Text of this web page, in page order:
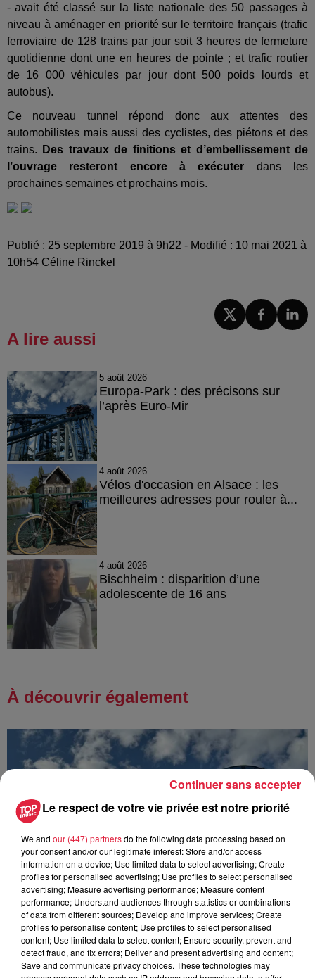
- avait été classé sur la liste nationale des 50 passages à
niveau à aménager en priorité sur le territoire français (trafic
ferroviaire de 128 trains par jour soit 3 heures de fermeture
quotidienne dont une en heures de pointe ; et trafic routier
de 16 000 véhicules par jour dont 500 poids lourds et
autobus).
Ce nouveau tunnel répond donc aux attentes des
automobilistes mais aussi des cyclistes, des piétons et des
trains.
Des travaux de finitions et d’embellissement de
l’ouvrage resteront encore à exécuter dans les
prochaines semaines et prochains mois.
Publié : 25 septembre 2019 à 9h22 - Modifié : 10 mai 2021 à
10h54 Céline Rinckel
A lire aussi
5 août 2026
Europa-Park : des précisons sur
l’après Euro-Mir
4 août 2026
Vélos d'occasion en Alsace : les
meilleures adresses pour rouler à...
4 août 2026
Bischheim : disparition d’une
adolescente de 16 ans
À découvrir également
Europa-Park : des précisons sur l’après Euro-
Le respect de votre vie privée est notre priorité
We and our (447) partnersdo the following data processing based on
your consent and/or our legitimate interest: Store and/or access
information on a device; Use limited data to select advertising; Create
profiles for personalised advertising; Use profiles to select personalised
advertising; Measure advertising performance; Measure content
performance; Understand audiences through statistics or combinations
of data from different sources; Develop and improve services; Create
profiles to personalise content; Use profiles to select personalised
content; Use limited data to select content; Ensure security, prevent and
detect fraud, and fix errors; Deliver and present advertising and content;
Save and communicate privacy choices. These technologies may
Continuer sans accepter